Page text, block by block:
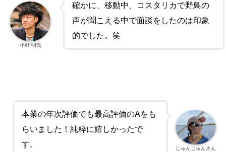
確かに、移動中、コスタリカで野鳥の
声が聞こえる中で面談をしたのは印象
的でした。笑
小野 明氏
本業の年次評価でも最高評価のAをも
らいました！純粋に嬉しかったで
す。
じゅんじゅんさん